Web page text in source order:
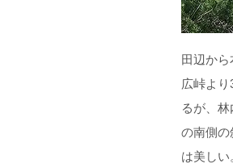
田辺か
広峠よ
るが、
の南側の
は美しい